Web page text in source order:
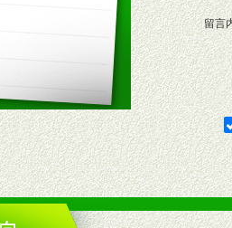
度
市场操作一定
，滞销品给予
势
留言